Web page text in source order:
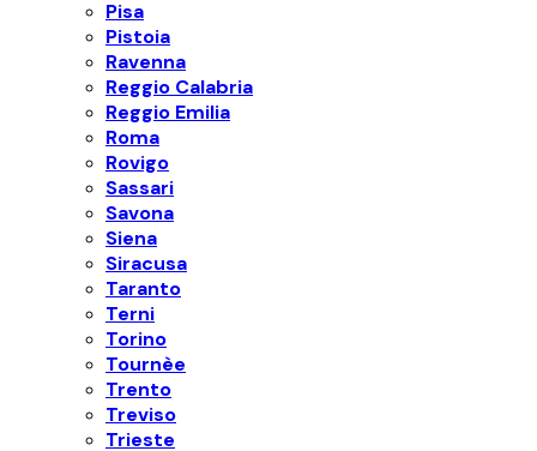
Pisa
Pistoia
Ravenna
Reggio Calabria
Reggio Emilia
Roma
Rovigo
Sassari
Savona
Siena
Siracusa
Taranto
Terni
Torino
Tournèe
Trento
Treviso
Trieste